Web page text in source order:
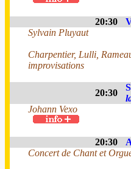
20:30
Sylvain Pluyaut
Charpentier, Lulli,
improvisations
20:30
Johann Vexo
20:30
Concert de Chant et